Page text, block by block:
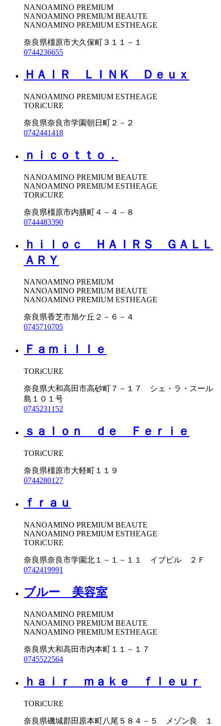
NANOAMINO PREMIUM
NANOAMINO PREMIUM BEAUTE
NANOAMINO PREMIUM ESTHEAGE
奈良県橿原市大久保町３１１－１
0744236655
ＨＡＩＲ ＬＩＮＫ Ｄｅｕｘ
NANOAMINO PREMIUM ESTHEAGE
TORiCURE
奈良県奈良市学園朝日町２－２
0742441418
ｎｉｃｏｔｔｏ．
NANOAMINO PREMIUM BEAUTE
NANOAMINO PREMIUM ESTHEAGE
TORiCURE
奈良県橿原市内膳町４－４－８
0744483390
ｈｉｌｏｃ ＨＡＩＲＳ ＧＡＬＬ
ＡＲＹ
NANOAMINO PREMIUM
NANOAMINO PREMIUM BEAUTE
NANOAMINO PREMIUM ESTHEAGE
奈良県香芝市旭ケ丘２－６－４
0745710705
Ｆａｍｉｌｌｅ
TORiCURE
奈良県大和高田市高砂町７－１７ シェ・ラ・スール
島１０１号
0745231152
ｓａｌｏｎ ｄｅ Ｆｅｒｉｅ
TORiCURE
奈良県橿原市大軽町１１９
0744280127
ｆｒａｕ
NANOAMINO PREMIUM BEAUTE
NANOAMINO PREMIUM ESTHEAGE
TORiCURE
奈良県奈良市学園北１－１－１１ イブビル ２Ｆ
0742419991
ブルー 美容室
NANOAMINO PREMIUM
NANOAMINO PREMIUM BEAUTE
NANOAMINO PREMIUM ESTHEAGE
奈良県大和高田市内本町１１－１７
0745522564
ｈａｉｒ ｍａｋｅ ｆｌｅｕｒ
TORiCURE
奈良県磯城郡田原本町八尾５８４－５ メゾン良 １